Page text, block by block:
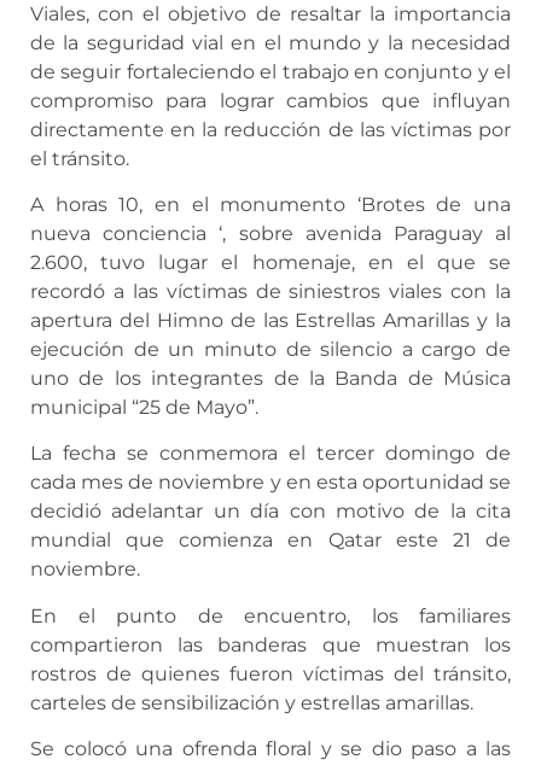
Viales, con el objetivo de resaltar la importancia
de la seguridad vial en el mundo y la necesidad
de seguir fortaleciendo el trabajo en conjunto y el
compromiso para lograr cambios que influyan
directamente en la reducción de las víctimas por
el tránsito.
A horas 10, en el monumento ‘Brotes de una
nueva conciencia ‘, sobre avenida Paraguay al
2.600, tuvo lugar el homenaje, en el que se
recordó a las víctimas de siniestros viales con la
apertura del Himno de las Estrellas Amarillas y la
ejecución de un minuto de silencio a cargo de
uno de los integrantes de la Banda de Música
municipal “25 de Mayo”.
La fecha se conmemora el tercer domingo de
cada mes de noviembre y en esta oportunidad se
decidió adelantar un día con motivo de la cita
mundial que comienza en Qatar este 21 de
noviembre.
En el punto de encuentro, los familiares
compartieron las banderas que muestran los
rostros de quienes fueron víctimas del tránsito,
carteles de sensibilización y estrellas amarillas.
Se colocó una ofrenda floral y se dio paso a las